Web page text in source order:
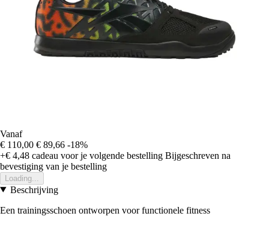
Vanaf
€ 110,00 € 89,66 -18%
+€ 4,48 cadeau voor je volgende bestelling Bijgeschreven na
bevestiging van je bestelling
Loading...
Beschrijving
Een trainingsschoen ontworpen voor functionele fitness